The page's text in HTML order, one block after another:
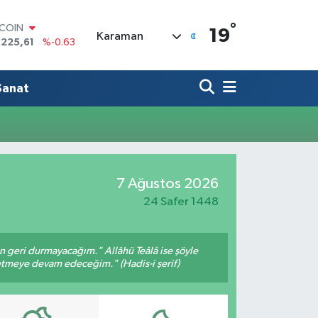
%-0.63
%0
ALTIN
%0.45
Karaman 19°
7 Ağustos 2026
24 Safer 1448
geri durmayacağım." Allâhü Teâlâ ise şöyle
devam edeceğim." (Hadis-i şerif)